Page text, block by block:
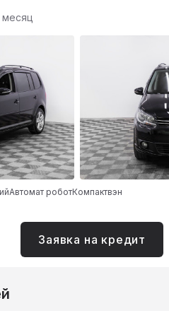
месяц
Автомат роботКомпактвэн
Заявка на кредит